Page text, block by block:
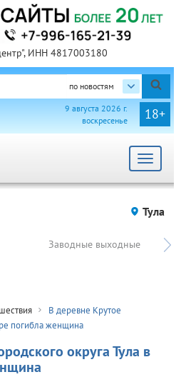
ИНН 4817003180
по новостям
18+
9 августа 2026 г.
воскресенье
Toggle
Тула
Заводные выходные
В деревне Крутое
погибла женщина
округа Тула в